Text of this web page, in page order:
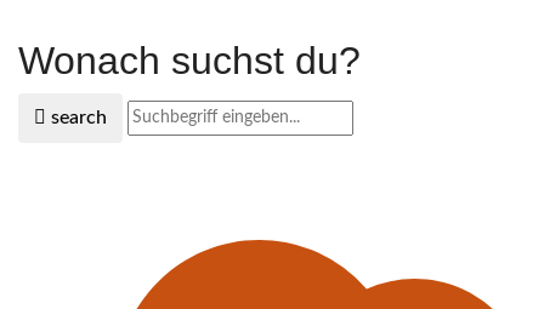
Wonach suchst du?
search